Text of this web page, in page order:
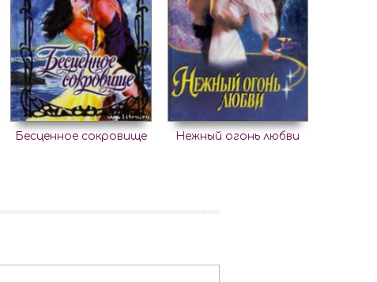
Бесценное сокровище Нежный огонь любви